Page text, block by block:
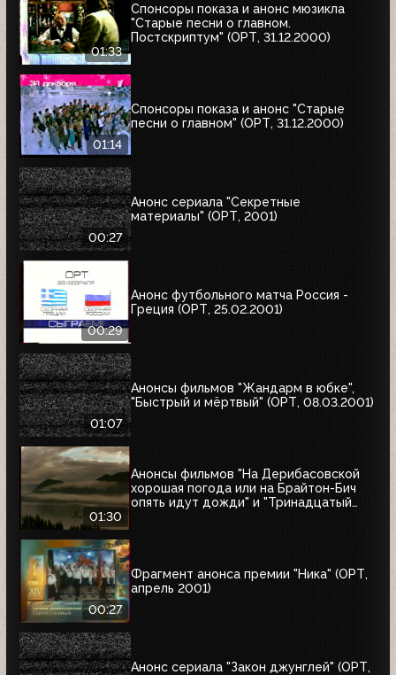
01:33
Спонсоры показа и анонс мюзикла
"Старые песни о главном.
Постскриптум" (ОРТ, 31.12.2000)
01:14
Спонсоры показа и анонс "Старые
песни о главном" (ОРТ, 31.12.2000)
00:27
Анонс сериала "Секретные
материалы" (ОРТ, 2001)
00:29
Анонс футбольного матча Россия -
Греция (ОРТ, 25.02.2001)
01:07
Анонсы фильмов "Жандарм в юбке",
"Быстрый и мёртвый" (ОРТ, 08.03.2001)
01:30
Анонсы фильмов "На Дерибасовской
хорошая погода или на Брайтон-Бич
опять идут дожди" и "Тринадцатый
00:27
Фрагмент анонса премии "Ника" (ОРТ,
апрель 2001)
Анонс сериала "Закон джунглей" (ОРТ,